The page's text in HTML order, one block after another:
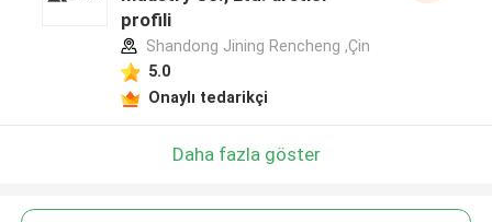
profili
Shandong Jining Rencheng ,Çin
5.0
Onaylı tedarikçi
Daha fazla göster